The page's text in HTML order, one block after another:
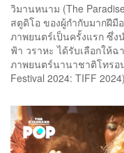
วิมานหนาม (The
สตูดิโอ ของผู้กำกับมากฝี
ภาพยนตร์เป็นครั้งแรก ซึ่ง
ฟ้า วราหะ ได้รับเลือกให้ฉ
ภาพยนตร์นานาชาติโทรอ
Festival 2024: TIFF